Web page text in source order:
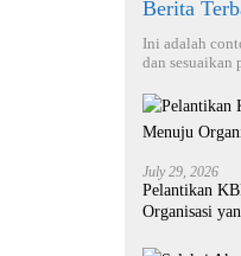
Berita
Ini adalah
dan sesuaikan
July 29, 2026
Pelantikan
Organisasi